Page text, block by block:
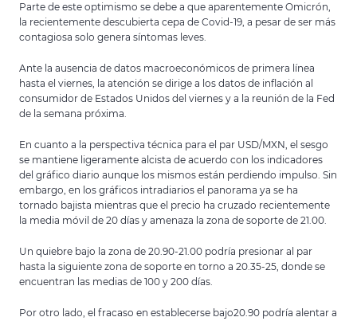
Parte de este optimismo se debe a que aparentemente Omicrón,
la recientemente descubierta cepa de Covid-19, a pesar de ser más
contagiosa solo genera síntomas leves.
Ante la ausencia de datos macroeconómicos de primera línea
hasta el viernes, la atención se dirige a los datos de inflación al
consumidor de Estados Unidos del viernes y a la reunión de la Fed
de la semana próxima.
En cuanto a la perspectiva técnica para el par USD/MXN, el sesgo
se mantiene ligeramente alcista de acuerdo con los indicadores
del gráfico diario aunque los mismos están perdiendo impulso. Sin
embargo, en los gráficos intradiarios el panorama ya se ha
tornado bajista mientras que el precio ha cruzado recientemente
la media móvil de 20 días y amenaza la zona de soporte de 21.00.
Un quiebre bajo la zona de 20.90-21.00 podría presionar al par
hasta la siguiente zona de soporte en torno a 20.35-25, donde se
encuentran las medias de 100 y 200 días.
Por otro lado, el fracaso en establecerse bajo20.90 podría alentar a